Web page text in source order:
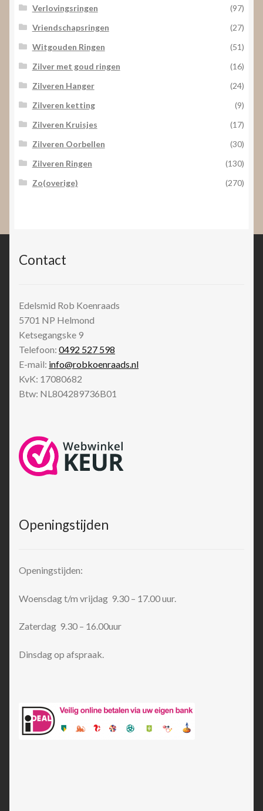
Verlovingsringen
(97)
Vriendschapsringen
(27)
Witgouden Ringen
(51)
Zilver met goud ringen
(16)
Zilveren Hanger
(24)
Zilveren ketting
(9)
Zilveren Kruisjes
(17)
Zilveren Oorbellen
(30)
Zilveren Ringen
(130)
Zo(overige)
(270)
Contact
Edelsmid Rob Koenraads
5701 NP Helmond
Ketsegangske 9
Telefoon: 0492 527 598
E-mail: info@robkoenraads.nl
KvK: 17080682
Btw: NL804289736B01
Openingstijden
Openingstijden:
Woensdag t/m vrijdag 9.30 – 17.00 uur.
Zaterdag 9.30 – 16.00uur
Dinsdag op afspraak.